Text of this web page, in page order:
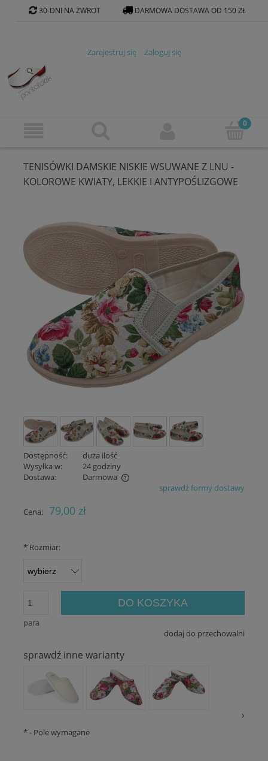
Zarejestruj się Zaloguj się
30-DNI NA ZWROT DARMOWA DOSTAWA OD 150 ZŁ
TENISÓWKI DAMSKIE NISKIE WSUWANE Z LNU -
KOLOROWE KWIATY, LEKKIE I ANTYPOŚLIZGOWE
Dostępność:
duża ilość
Wysyłka w:
24 godziny
Dostawa:
Darmowa
Cena nie zawiera ewentualnych kosztów płatności
sprawdź formy dostawy
Cena: 79,00 zł
* Rozmiar:
para
DO KOSZYKA
dodaj do przechowalni
sprawdź inne warianty
*- Pole wymagane